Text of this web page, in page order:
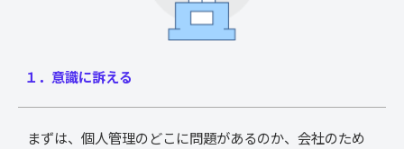
１．意識に訴える
まずは、個人管理のどこに問題があるのか、会社のため